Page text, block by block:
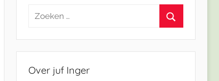
Zoeken
Over juf Inger